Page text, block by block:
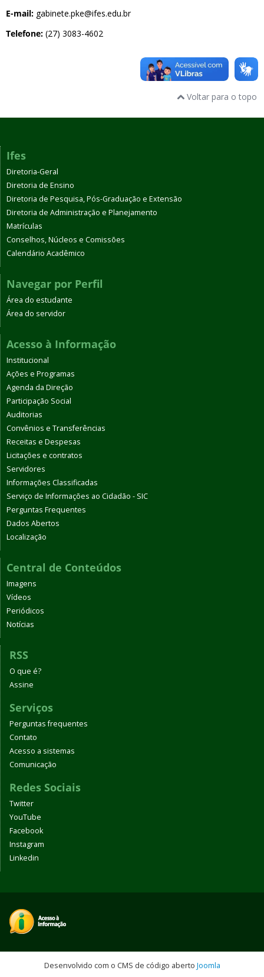
E-mail: gabinete.pke@ifes.edu.br
Telefone: (27) 3083-4602
Voltar para o topo
Ifes
Diretoria-Geral
Diretoria de Ensino
Diretoria de Pesquisa, Pós-Graduação e Extensão
Diretoria de Administração e Planejamento
Matrículas
Conselhos, Núcleos e Comissões
Calendário Acadêmico
Navegar por Perfil
Área do estudante
Área do servidor
Acesso à Informação
Institucional
Ações e Programas
Agenda da Direção
Participação Social
Auditorias
Convênios e Transferências
Receitas e Despesas
Licitações e contratos
Servidores
Informações Classificadas
Serviço de Informações ao Cidadão - SIC
Perguntas Frequentes
Dados Abertos
Localização
Central de Conteúdos
Imagens
Vídeos
Periódicos
Notícias
RSS
O que é?
Assine
Serviços
Perguntas frequentes
Contato
Acesso a sistemas
Comunicação
Redes Sociais
Twitter
YouTube
Facebook
Instagram
Linkedin
Desenvolvido com o CMS de código aberto Joomla